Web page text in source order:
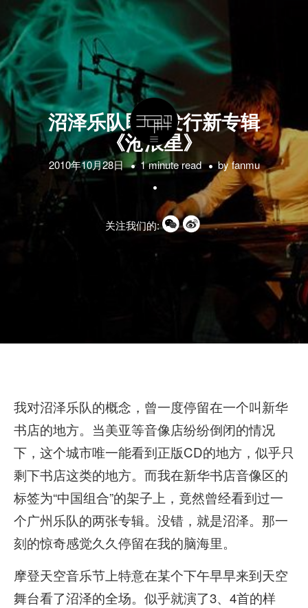
沼泽乐队即将发行新专辑
《沧浪星》
2010年10月28日 1 minute read byfanmu
关注我们的:
我对沼泽乐队的概念，曾一度停留在一个叫新华
书店的地方。当美亚等音像店纷纷倒闭的情况
下，这个城市唯一能看到正版CD的地方，似乎只
剩下书店这类的地方。而我在新华书店音像区的
标签为“中国组合”的架子上，竟然曾经看到过一
个广州乐队的两张专辑。没错，就是沼泽。那一
刻的惊奇感觉久久停留在我的脑海里。
摩登天空音乐节上特意在某个下午早早来到天空
舞台看了沼泽的全场。似乎就演了3、4首的样